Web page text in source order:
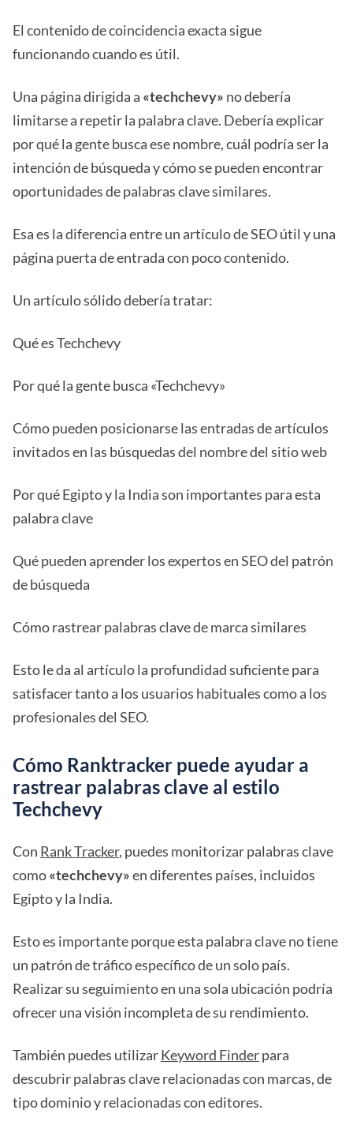
El contenido de coincidencia exacta sigue
funcionando cuando es útil.
Una página dirigida a «techchevy» no debería
limitarse a repetir la palabra clave. Debería explicar
por qué la gente busca ese nombre, cuál podría ser la
intención de búsqueda y cómo se pueden encontrar
oportunidades de palabras clave similares.
Esa es la diferencia entre un artículo de SEO útil y una
página puerta de entrada con poco contenido.
Un artículo sólido debería tratar:
Qué es Techchevy
Por qué la gente busca «Techchevy»
Cómo pueden posicionarse las entradas de artículos
invitados en las búsquedas del nombre del sitio web
Por qué Egipto y la India son importantes para esta
palabra clave
Qué pueden aprender los expertos en SEO del patrón
de búsqueda
Cómo rastrear palabras clave de marca similares
Esto le da al artículo la profundidad suficiente para
satisfacer tanto a los usuarios habituales como a los
profesionales del SEO.
Cómo Ranktracker puede ayudar a
rastrear palabras clave al estilo
Techchevy
Con Rank Tracker, puedes monitorizar palabras clave
como«techchevy»en diferentes países, incluidos
Egipto y la India.
Esto es importante porque esta palabra clave no tiene
un patrón de tráfico específico de un solo país.
Realizar su seguimiento en una sola ubicación podría
ofrecer una visión incompleta de su rendimiento.
También puedes utilizarKeyword Finderpara
descubrir palabras clave relacionadas con marcas, de
tipo dominio y relacionadas con editores.